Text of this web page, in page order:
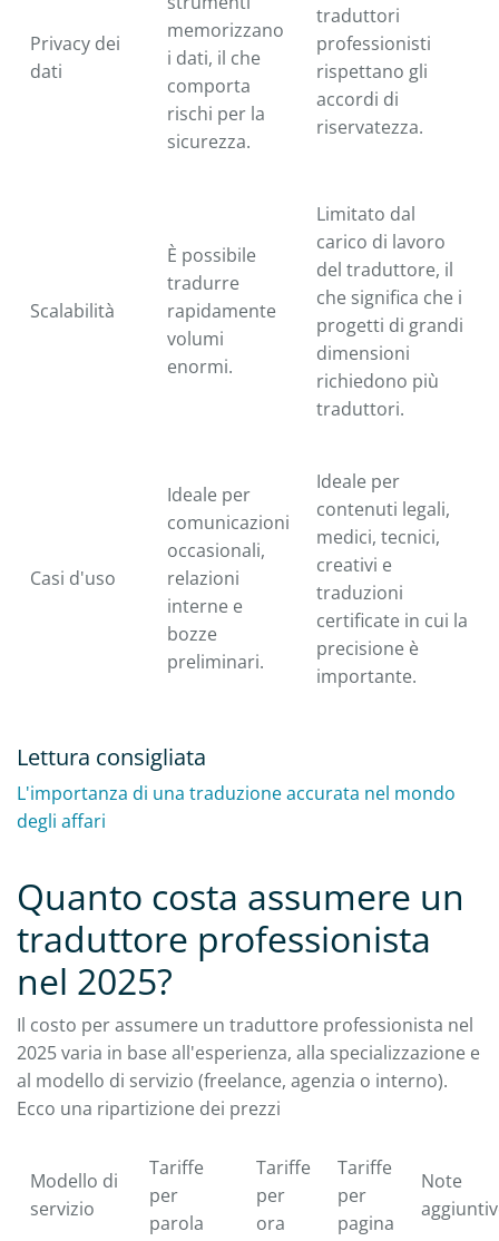
Privacy dei
dati
memorizzano
i dati, il che
comporta
rischi per la
sicurezza.
traduttori
professionisti
rispettano gli
accordi di
riservatezza.
Scalabilità
È possibile
tradurre
rapidamente
volumi
enormi.
Limitato dal
carico di lavoro
del traduttore, il
che significa che i
progetti di grandi
dimensioni
richiedono più
traduttori.
Casi d'uso
Ideale per
comunicazioni
occasionali,
relazioni
interne e
bozze
preliminari.
Ideale per
contenuti legali,
medici, tecnici,
creativi e
traduzioni
certificate in cui la
precisione è
importante.
Lettura consigliata
L'importanza di una traduzione accurata nel mondo
degli affari
Quanto costa assumere un
traduttore professionista
nel 2025?
Il costo per assumere un traduttore professionista nel
2025 varia in base all'esperienza, alla specializzazione e
al modello di servizio (freelance, agenzia o interno).
Ecco una ripartizione dei prezzi
Modello di
servizio
Tariffe
per
parola
Tariffe
per
ora
Tariffe
per
pagina
Note